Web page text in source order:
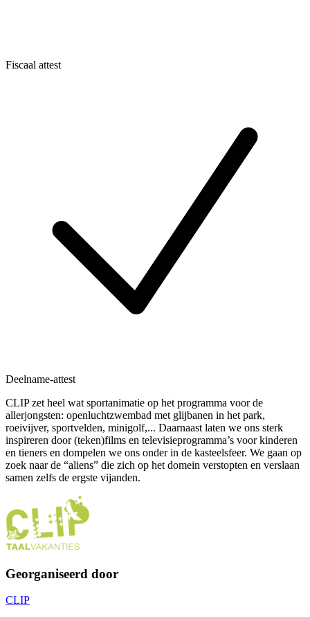
Fiscaal attest
Deelname-attest
CLIP zet heel wat sportanimatie op het programma voor de
allerjongsten: openluchtzwembad met glijbanen in het park,
roeivijver, sportvelden, minigolf,... Daarnaast laten we ons sterk
inspireren door (teken)films en televisieprogramma’s voor kinderen
en tieners en dompelen we ons onder in de kasteelsfeer. We gaan op
zoek naar de “aliens” die zich op het domein verstopten en verslaan
samen zelfs de ergste vijanden.
Georganiseerd door
CLIP